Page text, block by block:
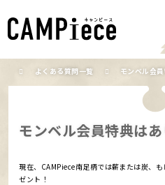
よくある質問一覧 モンベル会
モンベル会員特典はあ
現在、CAMPiece南足柄では薪または炭、
ゼント！